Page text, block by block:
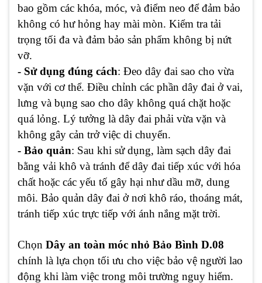
bao gồm các khóa, móc, và điểm neo để đảm bảo
không có hư hỏng hay mài mòn. Kiểm tra tải
trọng tối đa và đảm bảo sản phẩm không bị nứt
vỡ.
- Sử dụng đúng cách: Đeo dây đai sao cho vừa
vặn với cơ thể. Điều chỉnh các phần dây đai ở vai,
lưng và bụng sao cho dây không quá chặt hoặc
quá lỏng. Lý tưởng là dây đai phải vừa vặn và
không gây cản trở việc di chuyển.
- Bảo quản: Sau khi sử dụng, làm sạch dây đai
bằng vải khô và tránh để dây đai tiếp xúc với hóa
chất hoặc các yếu tố gây hại như dầu mỡ, dung
môi. Bảo quản dây đai ở nơi khô ráo, thoáng mát,
tránh tiếp xúc trực tiếp với ánh nắng mặt trời.
Chọn Dây an toàn móc nhỏ Bảo Bình D.08
chính là lựa chọn tối ưu cho việc bảo vệ người lao
động khi làm việc trong môi trường nguy hiểm.